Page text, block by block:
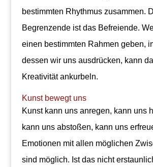
bestimmten Rhythmus zusammen.
Begrenzende ist das Befreiende.
einen bestimmten Rahmen geben,
dessen wir uns ausdrücken, kann
Kreativität ankurbeln.
Kunst bewegt uns
Kunst kann uns anregen, kann uns
kann uns abstoßen, kann uns
Emotionen mit allen möglichen
sind möglich. Ist das nicht